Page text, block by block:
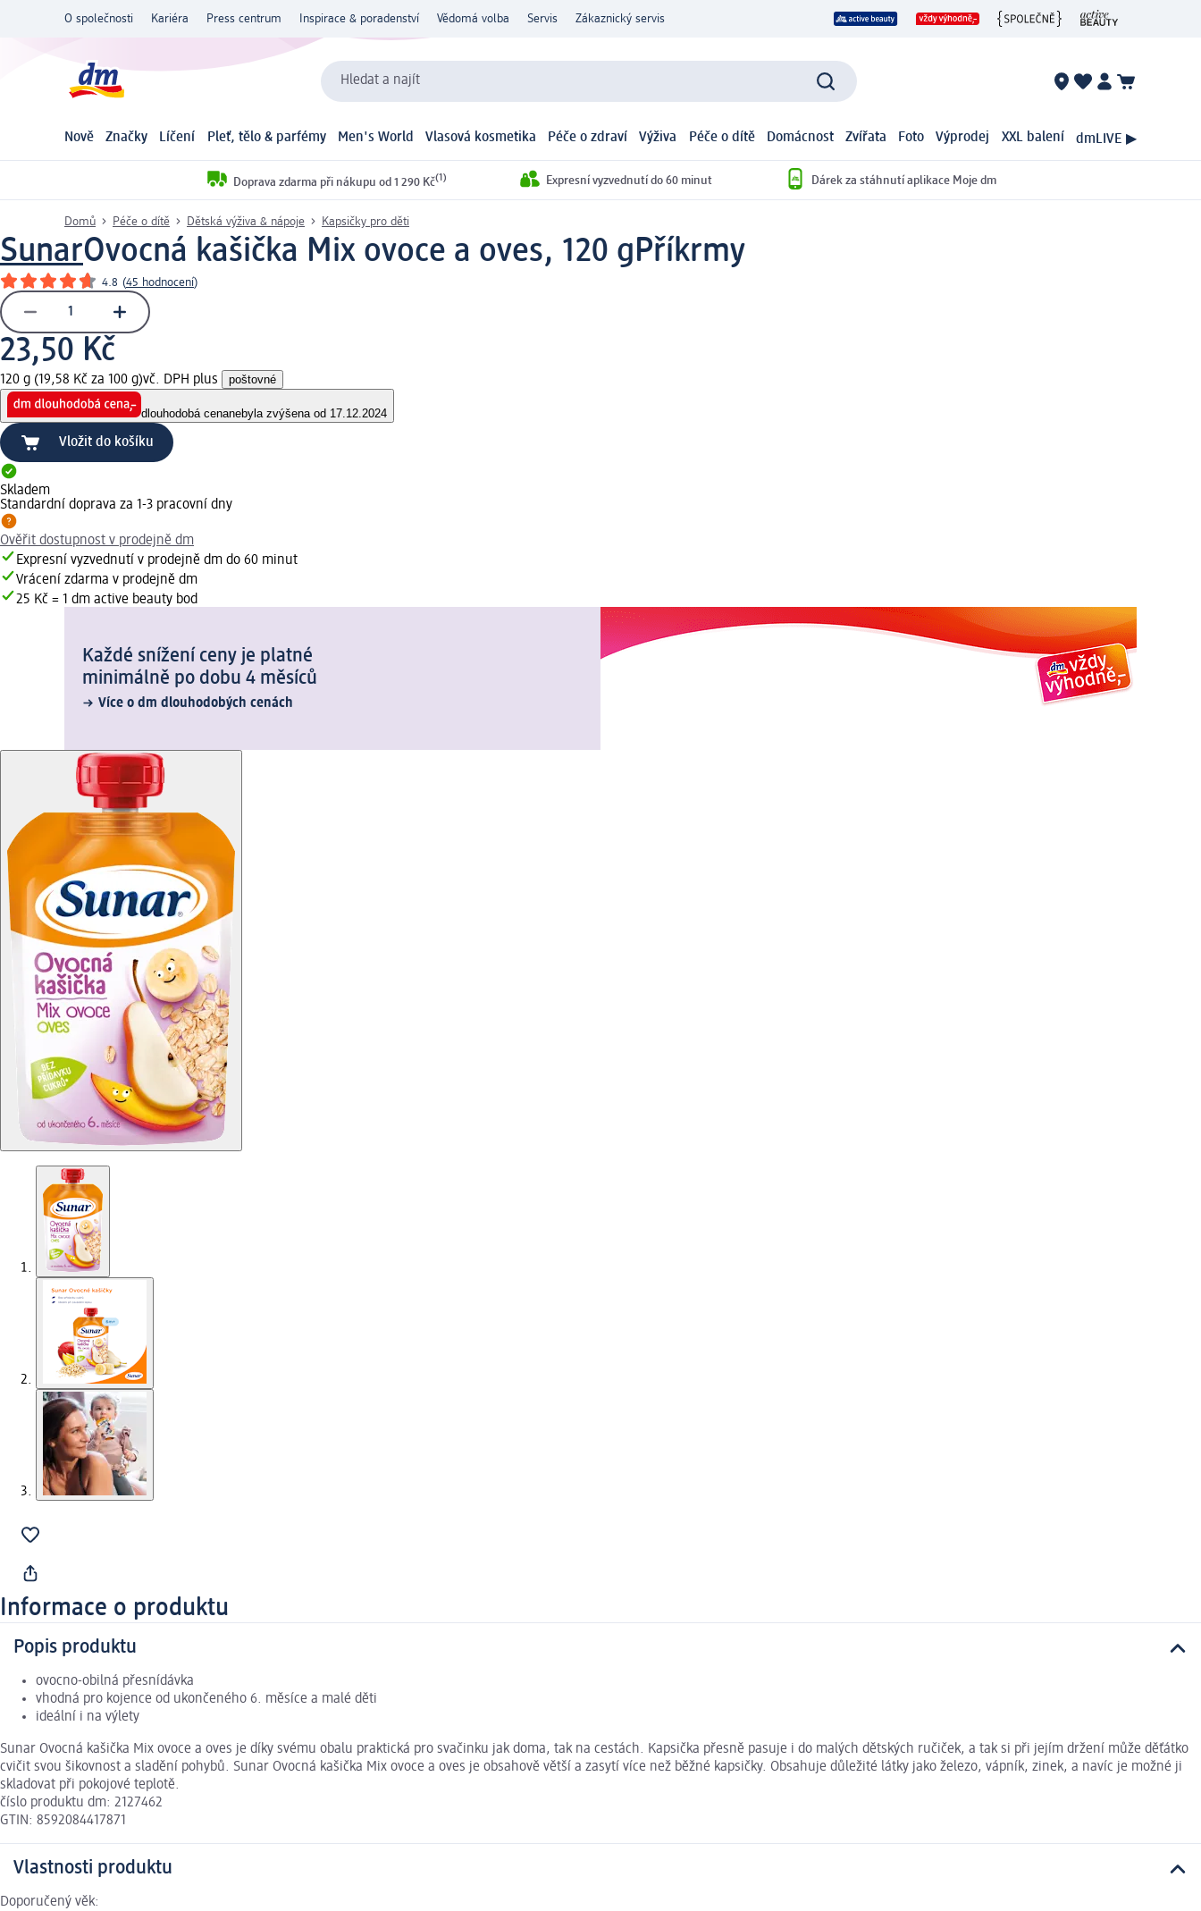
O společnosti Kariéra Press centrum Inspirace & poradenství Vědomá volba Servis Zákaznický servis
Hledat a najít
Nově Značky Líčení Pleť, tělo & parfémy Men's World Vlasová kosmetika Péče o zdraví Výživa Péče o dítě Domácnost Zvířata Foto Výprodej XXL balení dmLIVE ▶
Doprava zdarma při nákupu od 1 290 Kč(1) Expresní vyzvednutí do 60 minut Dárek za stáhnutí aplikace Moje dm
Domů Péče o dítě Dětská výživa & nápoje Kapsičky pro děti
SunarOvocná kašička Mix ovoce a oves, 120 gPříkrmy
4.8 (45 hodnocení)
23,50 Kč
120 g (19,58 Kč za 100 g)vč. DPH plus poštovné
dlouhodobá cenanebyla zvýšena od 17.12.2024
Vložit do košíku
Skladem
Standardní doprava za 1-3 pracovní dny
Ověřit dostupnost v prodejně dm
Expresní vyzvednutí v prodejně dm do 60 minut
Vrácení zdarma v prodejně dm
25 Kč = 1 dm active beauty bod
Každé snížení ceny je platné
minimálně po dobu 4 měsíců
Více o dm dlouhodobých cenách
Informace o produktu
Popis produktu
ovocno-obilná přesnídávka
vhodná pro kojence od ukončeného 6. měsíce a malé děti
ideální i na výlety
Sunar Ovocná kašička Mix ovoce a oves je díky svému obalu praktická pro svačinku jak doma, tak na cestách. Kapsička přesně pasuje i do malých dětských ručiček, a tak si při jejím držení může děťátko
cvičit svou šikovnost a sladění pohybů. Sunar Ovocná kašička Mix ovoce a oves je obsahově větší a zasytí více než běžné kapsičky. Obsahuje důležité látky jako železo, vápník, zinek, a navíc je možné ji
skladovat při pokojové teplotě.
číslo produktu dm: 2127462
GTIN: 8592084417871
Vlastnosti produktu
Doporučený věk: